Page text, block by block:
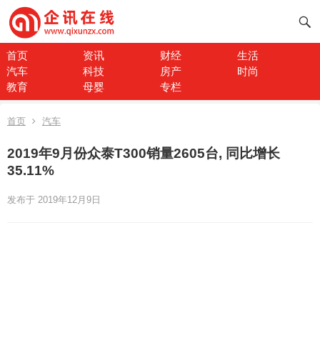
首页 资讯 财经
生活
汽车
科技 房产
时尚
教育
母婴 专栏
首页 汽车
2019年9月份众泰T300销量2605台, 同比增长
35.11%
发布于 2019年12月9日